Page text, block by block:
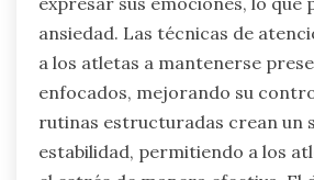
ansiedad. Las técnicas de
a los atletas a mantenerse
enfocados, mejorando su
rutinas estructuradas crean un
estabilidad, permitiendo a los